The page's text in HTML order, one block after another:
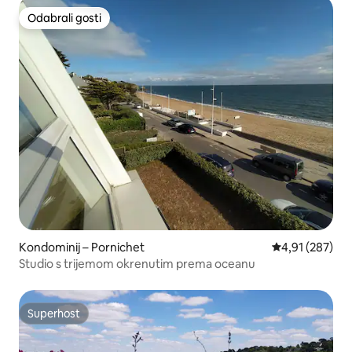
Odabrali gosti
Odabrali gosti
Kondominij – Pornichet Prosječna
4,91 (287)
Studio s trijemom okrenutim prema oceanu
Superhost
Superhost